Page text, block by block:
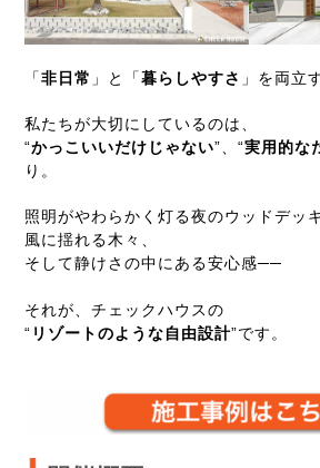
「非日常 」と「暮らしやすさ 」を両立
私たちが大切にしているのは、
“かっこいいだけじゃない”、“実用的な
り。
照明がやわらかく灯る夜のウッドデッキ
風に揺れる木々、
そして静けさの中にある安心感──
それが、チェックハウスの
“ リゾートのような自由設計”です。